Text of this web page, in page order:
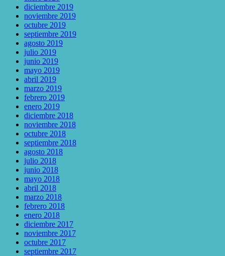
diciembre 2019
noviembre 2019
octubre 2019
septiembre 2019
agosto 2019
julio 2019
junio 2019
mayo 2019
abril 2019
marzo 2019
febrero 2019
enero 2019
diciembre 2018
noviembre 2018
octubre 2018
septiembre 2018
agosto 2018
julio 2018
junio 2018
mayo 2018
abril 2018
marzo 2018
febrero 2018
enero 2018
diciembre 2017
noviembre 2017
octubre 2017
septiembre 2017